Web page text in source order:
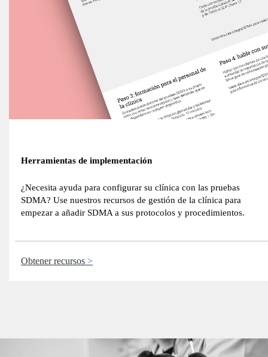
Herramientas de implementación
¿Necesita ayuda para configurar su clínica con las pruebas
SDMA? Use nuestros recursos de gestión de la clínica para
empezar a añadir SDMA a sus protocolos y procedimientos.
Obtener recursos